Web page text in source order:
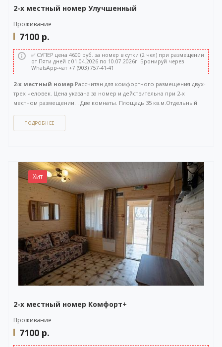
2-х местный номер Улучшенный
Проживание
7100 р.
✅ СУПЕР цена 4600 руб. за номер в сутки (2 чел) при размещении
от Пяти дней с 01.04.2026 по 10.07.2026г. Бронируй через
WhatsApp-чат +7 (903) 757-41-41
2-х местный номер Рассчитан для комфортного размещения двух-
трех человек. Цена указана за номер и действительна при 2-х
местном размещении. . Две комнаты. Площадь 35 кв.м.Отдельный
напрямуюпо телефону +7 (903) 757-41-41. Кнопка открытия
WhatsApp-чата также расположена в правом нижнем углу нашего
сайта.
ПОДРОБНЕЕ
Хит
2-х местный номер Комфорт+
Проживание
7100 р.